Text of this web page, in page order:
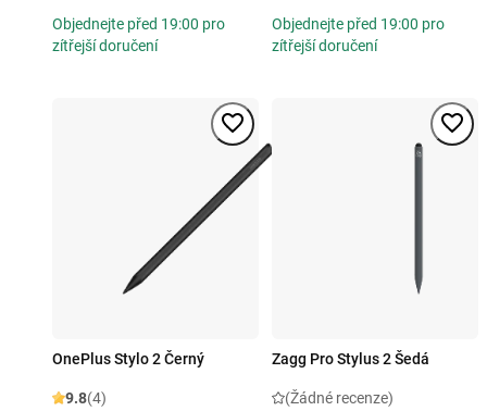
Objednejte před 19:00 pro
zítřejší doručení
Objednejte před 19:00 pro
zítřejší doručení
OnePlus Stylo 2 Černý
9.8(4)
Zagg Pro Stylus 2 Šedá
(Žádné recenze)